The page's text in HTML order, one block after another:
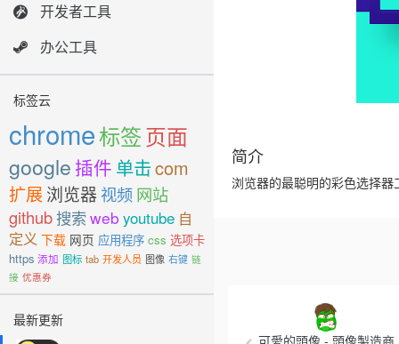
开发者工具
办公工具
标签云
chrome标签页面
google 插件 单击com
扩展浏览器 视频网站
github搜索web youtube 自
定义 下载 网页 应用程序 css 选项卡
https 添加 图标 tab 开发人员 图像 右键 链
接 优惠券
最新更新
简介
浏览器的最聪明的彩色选择
可愛的頭像 - 頭像製造商